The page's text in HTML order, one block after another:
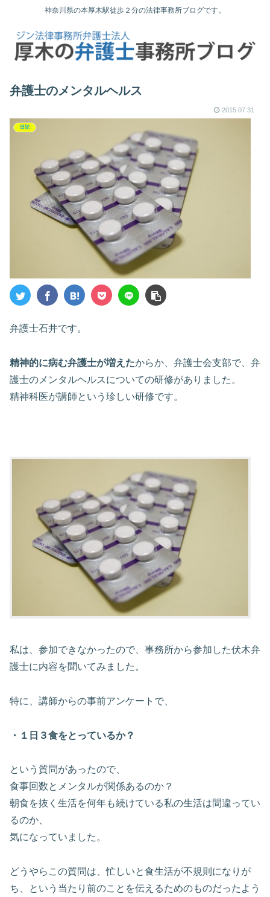
神奈川県の本厚木駅徒歩２分の法律事務所ブログです。
弁護士のメンタルヘルス
2015.07.31
日記
弁護士石井です。
精神的に病む弁護士が増えたからか、弁護士会支部で、弁
護士のメンタルヘルスについての研修がありました。
精神科医が講師という珍しい研修です。
私は、参加できなかったので、事務所から参加した伏木弁
護士に内容を聞いてみました。
特に、講師からの事前アンケートで、
・１日３食をとっているか？
という質問があったので、
食事回数とメンタルが関係あるのか？
朝食を抜く生活を何年も続けている私の生活は間違ってい
るのか、
気になっていました。
どうやらこの質問は、忙しいと食生活が不規則になりが
ち、という当たり前のことを伝えるためのものだったよう